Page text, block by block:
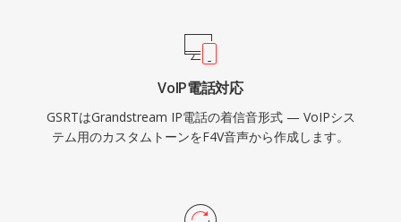
VoIP電話対応
GSRTはGrandstream IP電話の着信音形式 — VoIPシス
テム用のカスタムトーンをF4V音声から作成します。